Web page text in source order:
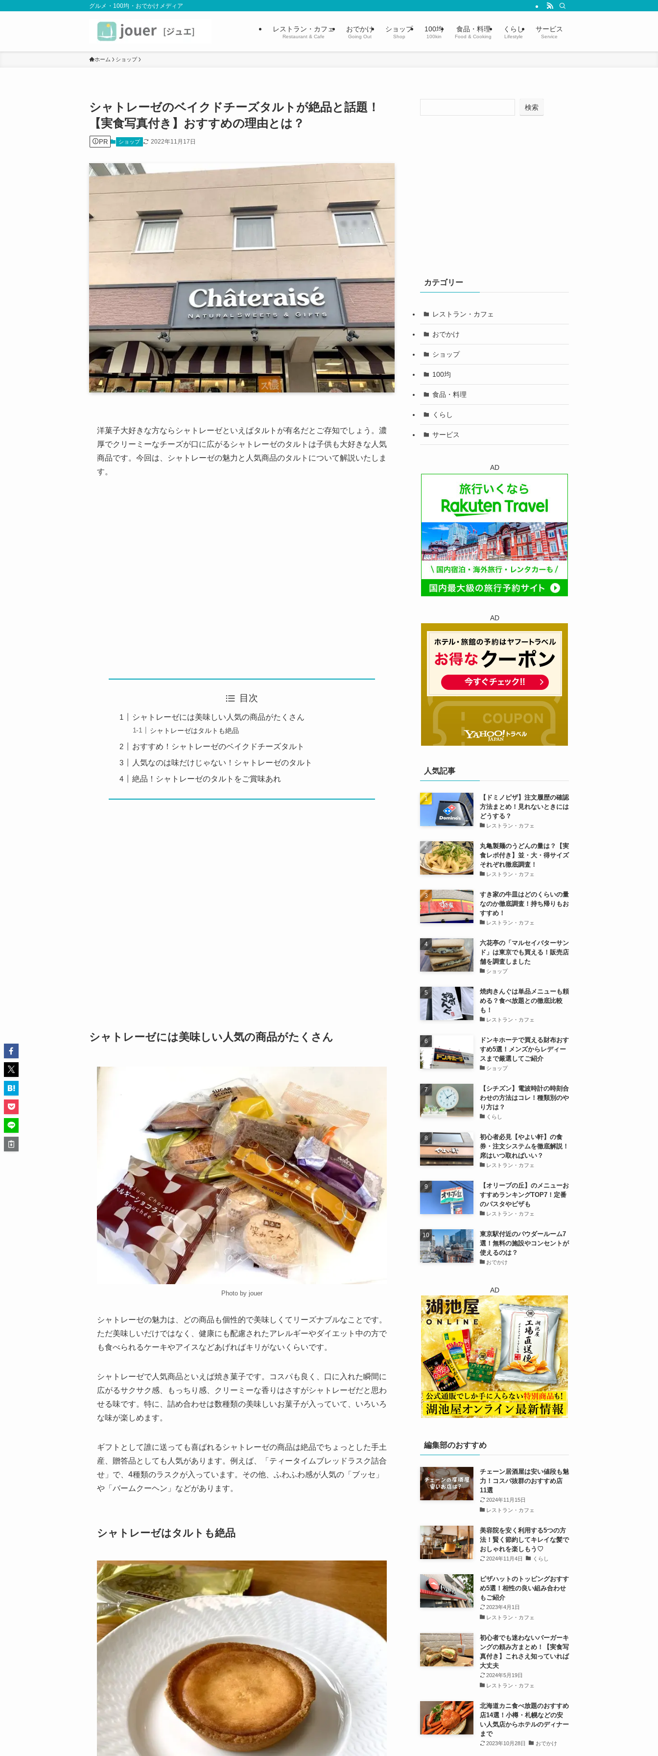
グルメ・100均・おでかけメディア
レストラン・カフェ
Restaurant & Cafe
おでかけ
Going Out
ショップ
Shop
100均
100kin
食品・料理
Food & Cooking
くらし
Lifestyle
サービス
Service
ホーム ショップ
シャトレーゼのベイクドチーズタルトが絶品と話題！
【実食写真付き】おすすめの理由とは？
PR ショップ 2022年11月17日
洋菓子大好きな方ならシャトレーゼといえばタルトが有名だとご存知でしょう。濃
厚でクリーミーなチーズが口に広がるシャトレーゼのタルトは子供も大好きな人気
商品です。今回は、シャトレーゼの魅力と人気商品のタルトについて解説いたしま
す。
目次
シャトレーゼには美味しい人気の商品がたくさん
シャトレーゼはタルトも絶品
おすすめ！シャトレーゼのベイクドチーズタルト
人気なのは味だけじゃない！シャトレーゼのタルト
絶品！シャトレーゼのタルトをご賞味あれ
シャトレーゼには美味しい人気の商品がたくさん
Photo by jouer
シャトレーゼの魅力は、どの商品も個性的で美味しくてリーズナブルなことです。
ただ美味しいだけではなく、健康にも配慮されたアレルギーやダイエット中の方で
も食べられるケーキやアイスなどあげればキリがないくらいです。
シャトレーゼで人気商品といえば焼き菓子です。コスパも良く、口に入れた瞬間に
広がるサクサク感、もっちり感、クリーミーな香りはさすがシャトレーゼだと思わ
せる味です。特に、詰め合わせは数種類の美味しいお菓子が入っていて、いろいろ
な味が楽しめます。
ギフトとして誰に送っても喜ばれるシャトレーゼの商品は絶品でちょっとした手土
産、贈答品としても人気があります。例えば、「ティータイムブレッドラスク詰合
せ」で、4種類のラスクが入っています。その他、ふわふわ感が人気の「ブッセ」
や「バームクーヘン」などがあります。
シャトレーゼはタルトも絶品
検索
カテゴリー
レストラン・カフェ
おでかけ
ショップ
100均
食品・料理
くらし
サービス
AD
AD
人気記事
【ドミノピザ】注文履歴の確認
方法まとめ！見れないときには
どうする？
レストラン・カフェ
丸亀製麺のうどんの量は？【実
食レポ付き】並・大・得サイズ
それぞれ徹底調査！
レストラン・カフェ
すき家の牛皿はどのくらいの量
なのか徹底調査！持ち帰りもお
すすめ！
レストラン・カフェ
六花亭の「マルセイバターサン
ド」は東京でも買える！販売店
舗を調査しました
ショップ
焼肉きんぐは単品メニューも頼
める？食べ放題との徹底比較
も！
レストラン・カフェ
ドンキホーテで買える財布おす
すめ5選！メンズからレディー
スまで厳選してご紹介
ショップ
【シチズン】電波時計の時刻合
わせの方法はコレ！種類別のや
り方は？
くらし
初心者必見【やよい軒】の食
券・注文システムを徹底解説！
席はいつ取ればいい？
レストラン・カフェ
【オリーブの丘】のメニューお
すすめランキングTOP7！定番
のパスタやピザも
レストラン・カフェ
東京駅付近のパウダールーム7
選！無料の施設やコンセントが
使えるのは？
おでかけ
AD
編集部のおすすめ
チェーン居酒屋は安い値段も魅
力！コスパ抜群のおすすめ店
11選
2024年11月15日
レストラン・カフェ
美容院を安く利用する5つの方
法！賢く節約してキレイな髪で
おしゃれを楽しもう♡
2024年11月4日 くらし
ピザハットのトッピングおすす
め5選！相性の良い組み合わせ
もご紹介
2023年4月1日
レストラン・カフェ
初心者でも迷わないバーガーキ
ングの頼み方まとめ！【実食写
真付き】これさえ知っていれば
大丈夫
2024年5月19日
レストラン・カフェ
北海道カニ食べ放題のおすすめ
店14選！小樽・札幌などの安
い人気店からホテルのディナー
まで
2023年10月28日 おでかけ